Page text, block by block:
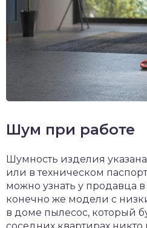
Шум при работе
Шумность изделия
или в техническом
можно узнать у продавца
конечно же модели с
в доме пылесос, который